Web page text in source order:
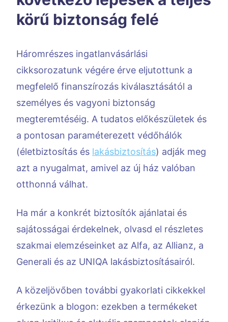
körű biztonság felé
Háromrészes ingatlanvásárlási
cikksorozatunk végére érve eljutottunk a
megfelelő finanszírozás kiválasztásától a
személyes és vagyoni biztonság
megteremtéséig. A tudatos előkészületek és
a pontosan paraméterezett védőhálók
(életbiztosítás és lakásbiztosítás) adják meg
azt a nyugalmat, amivel az új ház valóban
otthonná válhat.
Ha már a konkrét biztosítók ajánlatai és
sajátosságai érdekelnek, olvasd el részletes
szakmai elemzéseinket az Alfa, az Allianz, a
Generali és az UNIQA lakásbiztosításairól.
A közeljövőben további gyakorlati cikkekkel
érkezünk a blogon: ezekben a termékeket